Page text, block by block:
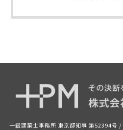
一級建築士事務所 東京都知事 第52394号 /